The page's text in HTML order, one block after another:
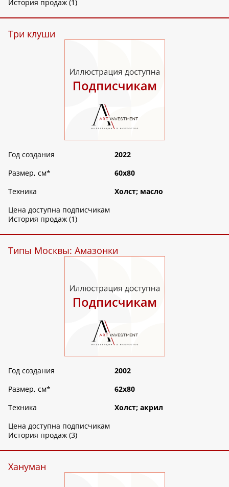
История продаж (1)
Три клуши
Год создания
2022
Размер, см*
60х80
Техника
Холст; масло
Цена доступна подписчикам
История продаж (1)
Типы Москвы: Амазонки
Год создания
2002
Размер, см*
62х80
Техника
Холст; акрил
Цена доступна подписчикам
История продаж (3)
Хануман